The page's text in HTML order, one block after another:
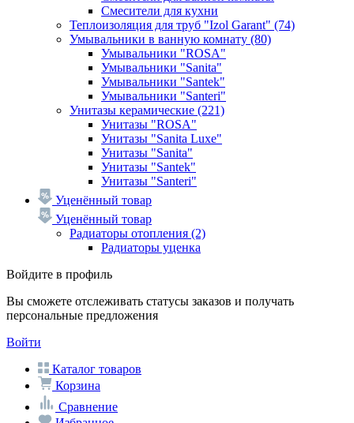
Смесители для кухни
Теплоизоляция для труб "Izol Garant" (74)
Умывальники в ванную комнату (80)
Умывальники "ROSA"
Умывальники "Sanita"
Умывальники "Santek"
Умывальники "Santeri"
Унитазы керамические (221)
Унитазы "ROSA"
Унитазы "Sanita Luxe"
Унитазы "Sanita"
Унитазы "Santek"
Унитазы "Santeri"
Уценённый товар
Уценённый товар
Радиаторы отопления (2)
Радиаторы уценка
Войдите в профиль
Вы сможете отслеживать статусы заказов и получать
персональные предложения
Войти
Каталог товаров
Корзина
Сравнение